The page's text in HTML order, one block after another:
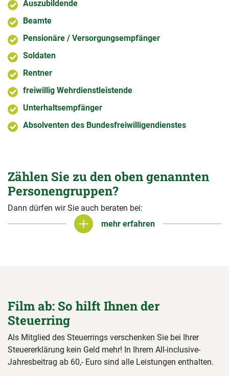
Auszubildende
Beamte
Pensionäre / Versorgungsempfänger
Soldaten
Rentner
freiwillig Wehrdienstleistende
Unterhaltsempfänger
Absolventen des Bundesfreiwilligendienstes
Zählen Sie zu den oben genannten
Personengruppen?
Dann dürfen wir Sie auch beraten bei:
mehr erfahren
mehr erfahren
Film ab: So hilft Ihnen der
Steuerring
Als Mitglied des Steuerrings verschenken Sie bei Ihrer
Steuererklärung kein Geld mehr! In Ihrem All-inclusive-
Jahresbeitrag ab 60,- Euro sind alle Leistungen enthalten.